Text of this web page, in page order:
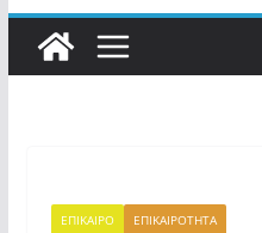
Αθηνών!
Οι ρυθμιστές
πάρουν
ΕΠΙΚΑΙΡΟ ΕΠΙΚΑΙΡΟΤΗΤΑ